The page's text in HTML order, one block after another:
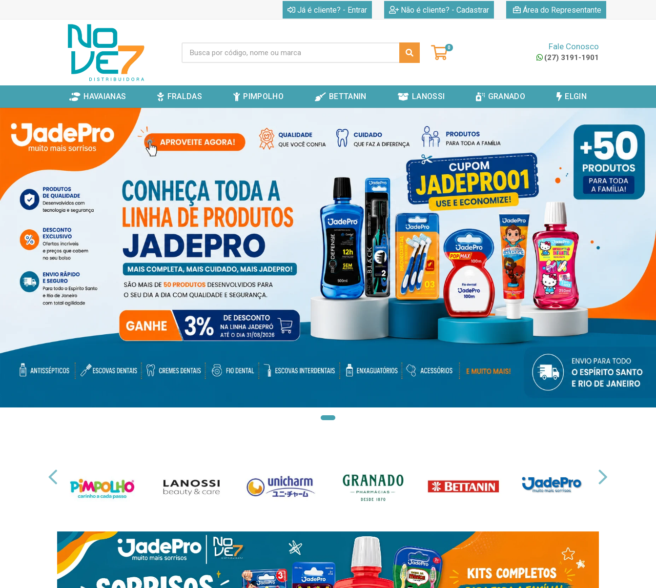
Já é cliente? - Entrar Não é cliente? - Cadastrar Área do Representante
0 Fale Conosco
(27) 3191-1901
HAVAIANAS FRALDAS PIMPOLHO BETTANIN LANOSSI GRANADO ELGIN